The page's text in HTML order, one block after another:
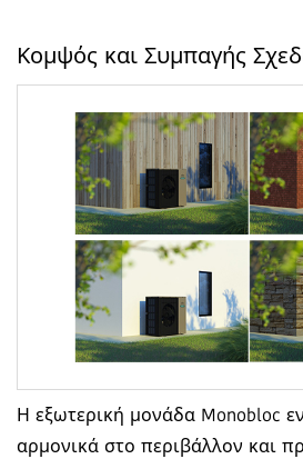
Κομψός και Συμπαγής
Η εξωτερική μονάδα Monobloc
αρμονικά στο περιβάλλον και